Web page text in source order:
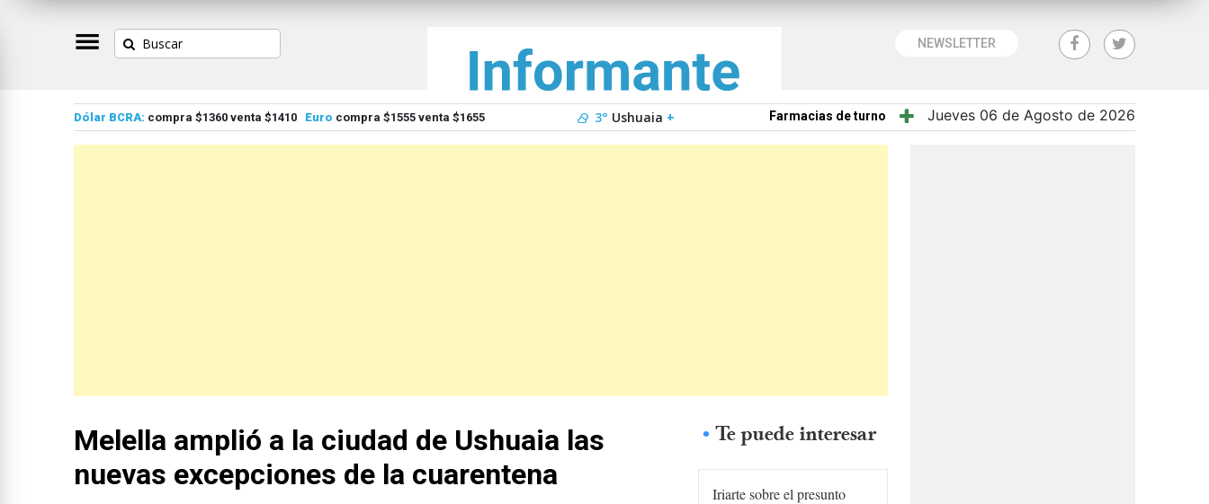
NEWSLETTER
Dólar BCRA: compra $1360 venta $1410 Euro compra $1555 venta $1655 3° Ushuaia + Farmacias de turno Jueves 06 de Agosto de 2026
Melella amplió a la ciudad de Ushuaia las
nuevas excepciones de la cuarentena
Te puede interesar
Iriarte sobre el presunto